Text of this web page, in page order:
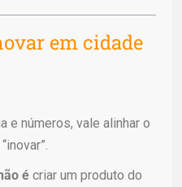
em cidade
e números, vale alinhar o
é criar um produto do